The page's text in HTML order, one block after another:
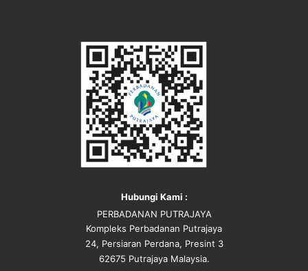
Hubungi Kami :
PERBADANAN PUTRAJAYA
Kompleks Perbadanan Putrajaya
24, Persiaran Perdana, Presint 3
62675 Putrajaya Malaysia.